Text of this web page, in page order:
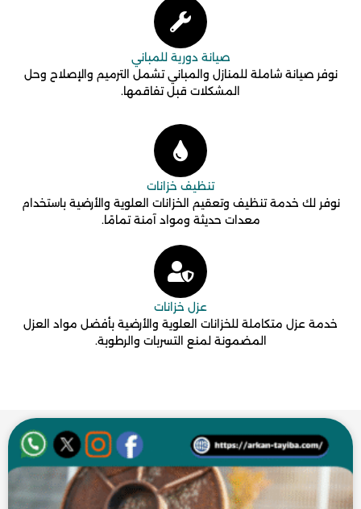
صيانة دورية للمباني
نوفر صيانة شاملة للمنازل والمباني تشمل الترميم والإصلاح وحل
المشكلات قبل تفاقمها.
تنظيف خزانات
نوفر لك خدمة تنظيف وتعقيم الخزانات العلوية والأرضية باستخدام
معدات حديثة ومواد آمنة تمامًا.
عزل خزانات
خدمة عزل متكاملة للخزانات العلوية والأرضية بأفضل مواد العزل
المضمونة لمنع التسربات والرطوبة.